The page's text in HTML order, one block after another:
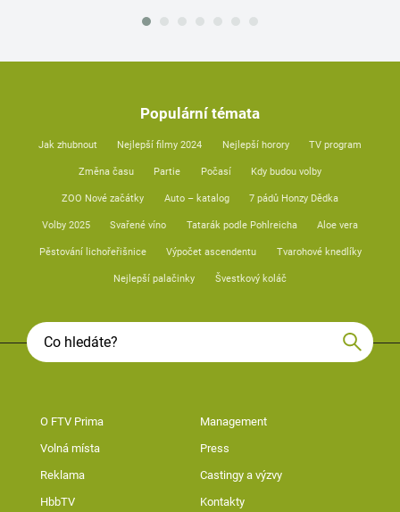
Populární témata
Jak zhubnout Nejlepší filmy 2024 Nejlepší horory TV program
Změna času Partie Počasí Kdy budou volby
ZOO Nové začátky Auto – katalog 7 pádů Honzy Dědka
Volby 2025 Svařené víno Tatarák podle Pohlreicha Aloe vera
Pěstování lichořeřišnice Výpočet ascendentu Tvarohové knedlíky
Nejlepší palačinky Švestkový koláč
O FTV Prima Management
Volná místa Press
Reklama Castingy a výzvy
HbbTV Kontakty